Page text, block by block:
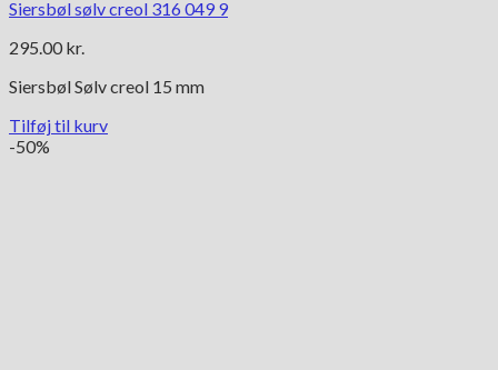
Siersbøl sølv creol 316 049 9
295.00 kr.
Siersbøl Sølv creol 15 mm
Tilføj til kurv
-50%